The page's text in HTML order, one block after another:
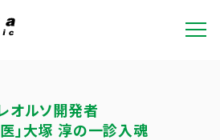
オルソ開発者
」大塚 淳の一診入魂